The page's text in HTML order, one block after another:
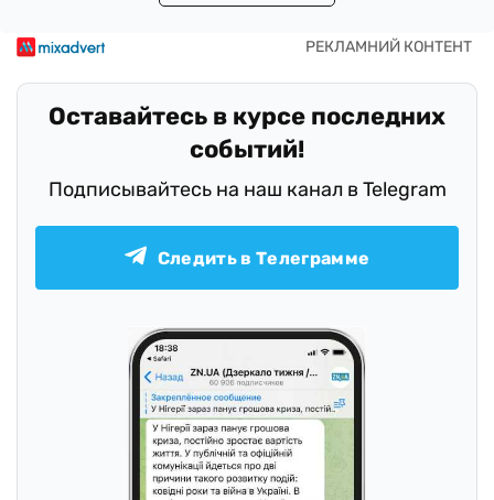
Оставайтесь в курсе последних
событий!
Подписывайтесь на наш канал в Telegram
Следить в Телеграмме